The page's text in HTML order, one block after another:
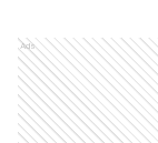
Ads